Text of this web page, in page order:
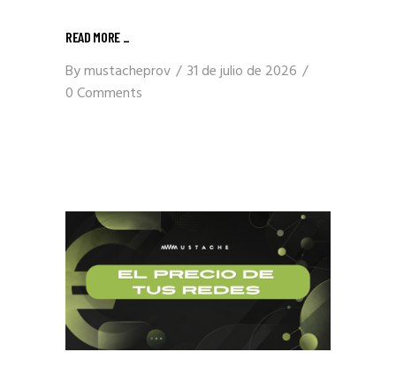
READ MORE _
Bymustacheprov
31 de julio de 2026
0 Comments